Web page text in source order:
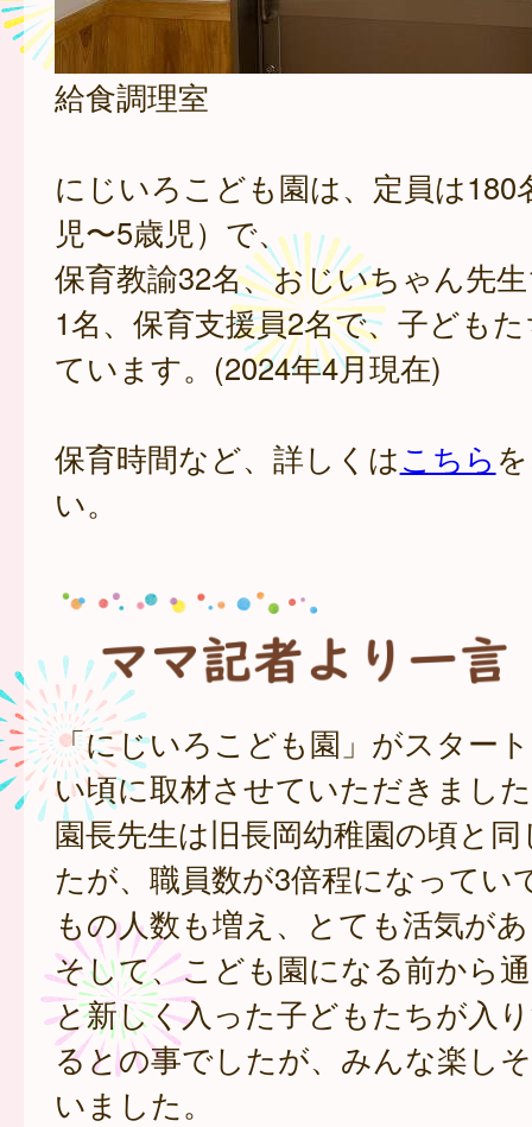
給食調理室
にじいろこども園は、定員は180
児〜5歳児）で、
保育教諭32名、おじいちゃん先
1名、保育支援員2名で、子ども
ています。(2024年4月現在)
保育時間など、詳しくはこちら
い。
「にじいろこども園」がスター
い頃に取材させていただきまし
園長先生は旧長岡幼稚園の頃と
たが、職員数が3倍程になってい
もの人数も増え、とても活気が
そして、こども園になる前から
と新しく入った子どもたちが入
るとの事でしたが、みんな楽し
いました。